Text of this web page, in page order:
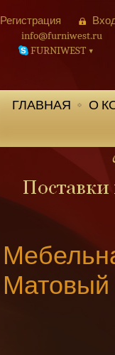
Регистрация
info@furniwest.ru
FURNIWEST ▾
ГЛАВНАЯ О